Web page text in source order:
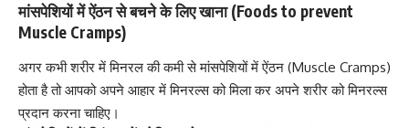
मांसपेशियों में ऐंठन से बचने के लिए खाना (Foods to prevent
Muscle Cramps)
अगर कभी शरीर में मिनरल की कमी से मांसपेशियों में ऐंठन (Muscle Cramps)
होता है तो आपको अपने आहार में मिनरल्स को मिला कर अपने शरीर को मिनरल्स
प्रदान करना चाहिए।